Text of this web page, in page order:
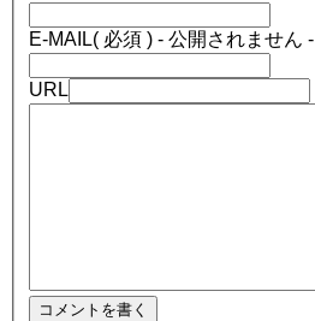
E-MAIL( 必須 ) - 公開されません -
URL